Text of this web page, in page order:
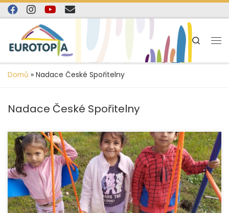
content
Skip to content
Search
Domů » Nadace České Spořitelny
Nadace České Spořitelny
Díky finanční podpoře Nadace České spořitelny
a Platformy pro včasnou péči realizovala organizace
EUROTOPIA.CZ, o.p.s. v období od září 2024 do prosince